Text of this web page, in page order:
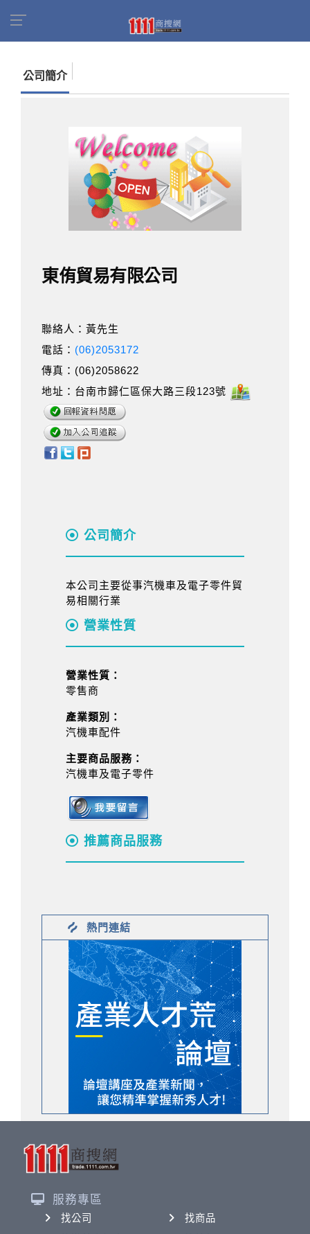
公司簡介
東侑貿易有限公司
聯絡人：黃先生
電話： (06)2053172
傳真：(06)2058622
地址：台南市歸仁區保大路三段123號
公司簡介
本公司主要從事汽機車及電子零件貿
易相關行業
營業性質
營業性質：
零售商
產業類別：
汽機車配件
主要商品服務：
汽機車及電子零件
推薦商品服務
熱門連結
服務專區
找公司
找商品